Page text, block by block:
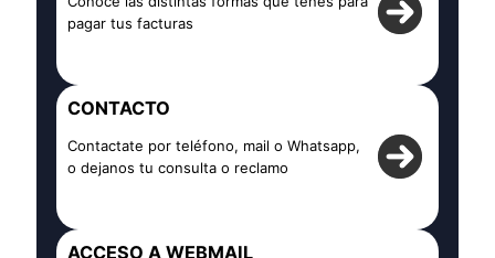
pagar tus facturas
CONTACTO
Contactate por teléfono, mail o Whatsapp,
o dejanos tu consulta o reclamo
ACCESO A WEBMAIL